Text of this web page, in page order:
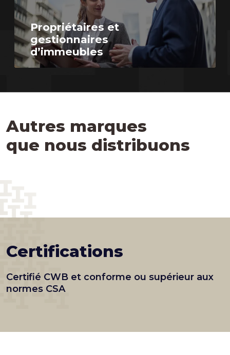
Propriétaires et
gestionnaires
d’immeubles
Autres marques
que nous distribuons
Certifications
Certifié CWB et conforme ou supérieur aux
normes CSA